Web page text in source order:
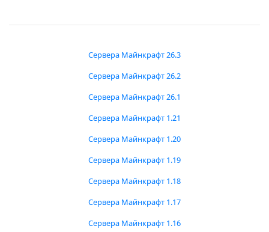
Сервера Майнкрафт 26.3
Сервера Майнкрафт 26.2
Сервера Майнкрафт 26.1
Сервера Майнкрафт 1.21
Сервера Майнкрафт 1.20
Сервера Майнкрафт 1.19
Сервера Майнкрафт 1.18
Сервера Майнкрафт 1.17
Сервера Майнкрафт 1.16